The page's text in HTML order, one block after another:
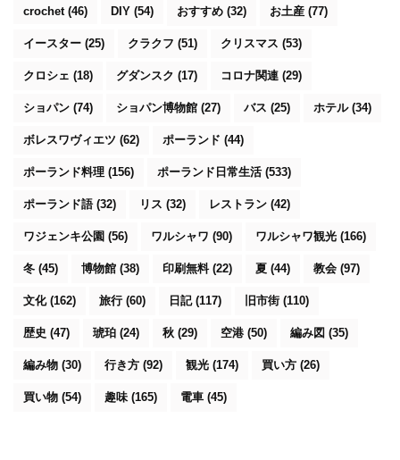
crochet(46) DIY (54) おすすめ (32) お土産 (77)
イースター (25) クラクフ (51) クリスマス (53)
クロシェ (18) グダンスク (17) コロナ関連 (29)
ショパン (74) ショパン博物館 (27) バス (25) ホテル(34)
ボレスワヴィエツ (62) ポーランド (44)
ポーランド料理 (156) ポーランド日常生活(533)
ポーランド語(32) リス (32) レストラン (42)
ワジェンキ公園 (56) ワルシャワ (90) ワルシャワ観光 (166)
冬 (45) 博物館 (38) 印刷無料(22) 夏 (44) 教会 (97)
文化(162) 旅行 (60) 日記(117) 旧市街 (110)
歴史 (47) 琥珀 (24) 秋 (29) 空港 (50) 編み図 (35)
編み物 (30) 行き方 (92) 観光 (174) 買い方 (26)
買い物 (54) 趣味(165) 電車 (45)